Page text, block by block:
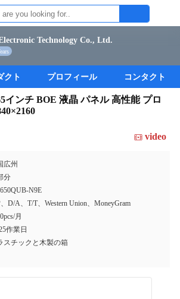
Technology Co., Ltd.
クト プロフィール コンタクト
インチ BOE 液晶 パネル 高性能 プロ
video
広州
分
N9E
D/A、T/T、Western Union、MoneyGram
月
作業日
スチックと木製の箱